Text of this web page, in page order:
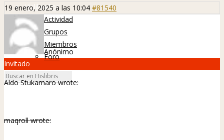
Hislibreños
Actividad
Grupos
Miembros
Foro
19 enero, 2025 a las 10:04 #81540
Anónimo
Invitado
Aldo Stukamaro wrote:
maqroll wrote: